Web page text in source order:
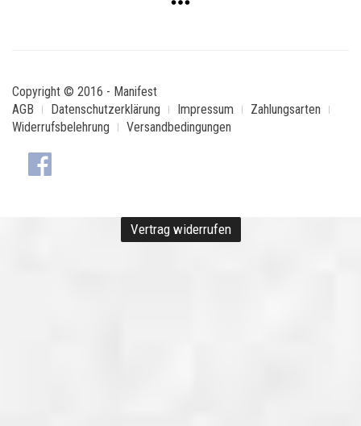
Copyright © 2016 - Manifest
AGB
Datenschutzerklärung Impressum
Zahlungsarten
Widerrufsbelehrung
Versandbedingungen
Vertrag widerrufen